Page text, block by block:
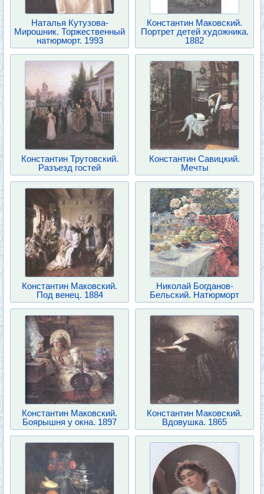
Наталья Кутузова-
Мирошник. Торжественный
натюрморт. 1993
Константин Маковский.
Портрет детей художника.
1882
Константин Трутовский.
Разъезд гостей
Константин Савицкий.
Мечты
Константин Маковский.
Под венец. 1884
Николай Богданов-
Бельский. Натюрморт
Константин Маковский.
Боярышня у окна. 1897
Константин Маковский.
Вдовушка. 1865